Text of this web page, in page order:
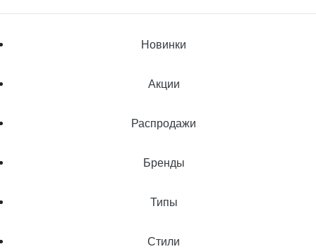
Новинки
Акции
Распродажи
Бренды
Типы
Стили